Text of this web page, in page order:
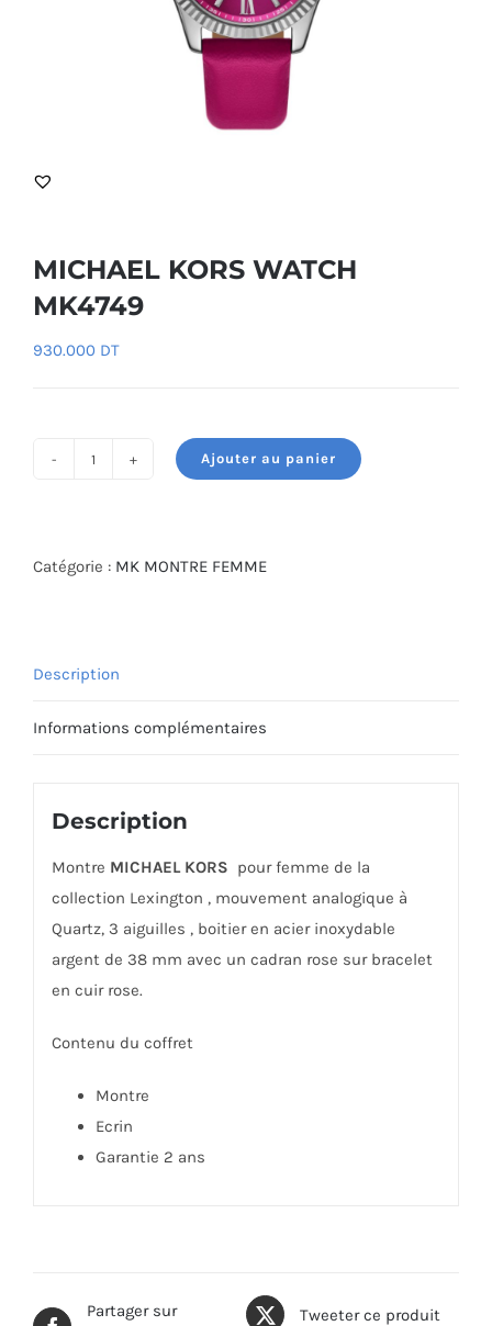
MICHAEL KORS WATCH
MK4749
930.000 DT
KORS
Ajouter au panier
Catégorie : MK MONTRE FEMME
Description
Informations complémentaires
Description
Montre MICHAEL KORS pour femme de la
collection Lexington , mouvement analogique à
Quartz, 3 aiguilles , boitier en acier inoxydable
argent de 38 mm avec un cadran rose sur bracelet
en cuir rose.
Contenu du coffret
Montre
Ecrin
Garantie 2 ans
Partager sur
Tweeter ce produit